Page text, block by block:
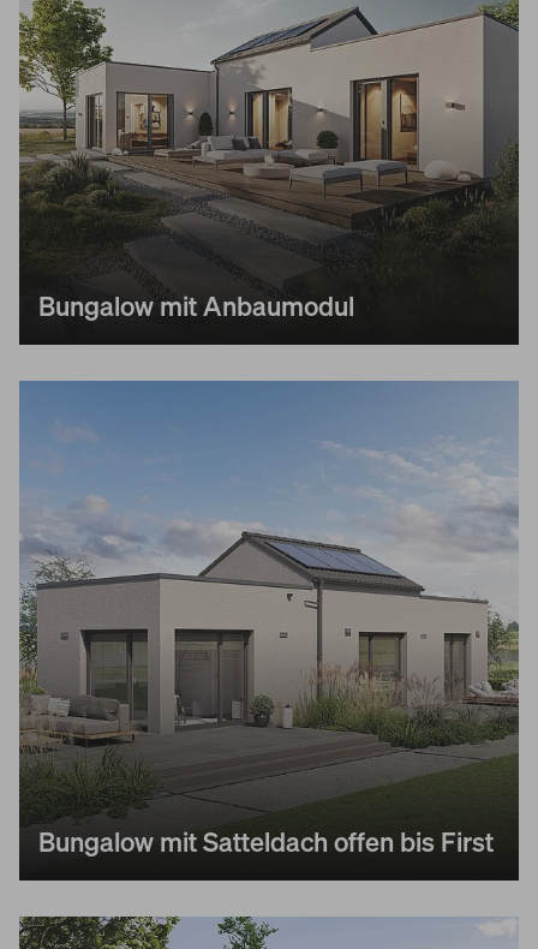
Bungalow mit Anbaumodul
Bungalow mit Satteldach offen bis First